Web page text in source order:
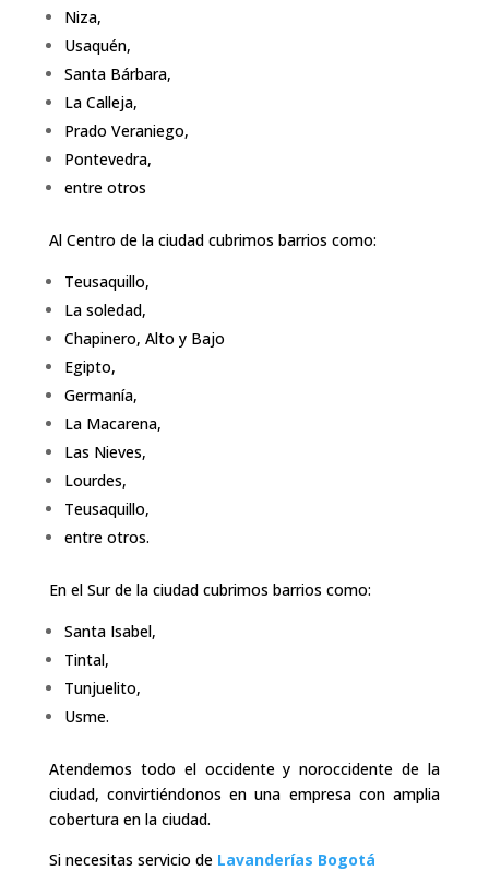
Niza,
Usaquén,
Santa Bárbara,
La Calleja,
Prado Veraniego,
Pontevedra,
entre otros
Al Centro de la ciudad cubrimos barrios como:
Teusaquillo,
La soledad,
Chapinero, Alto y Bajo
Egipto,
Germanía,
La Macarena,
Las Nieves,
Lourdes,
Teusaquillo,
entre otros.
En el Sur de la ciudad cubrimos barrios como:
Santa Isabel,
Tintal,
Tunjuelito,
Usme.
Atendemos todo el occidente y noroccidente de la
ciudad, convirtiéndonos en una empresa con amplia
cobertura en la ciudad.
Si necesitas servicio de Lavanderías Bogotá